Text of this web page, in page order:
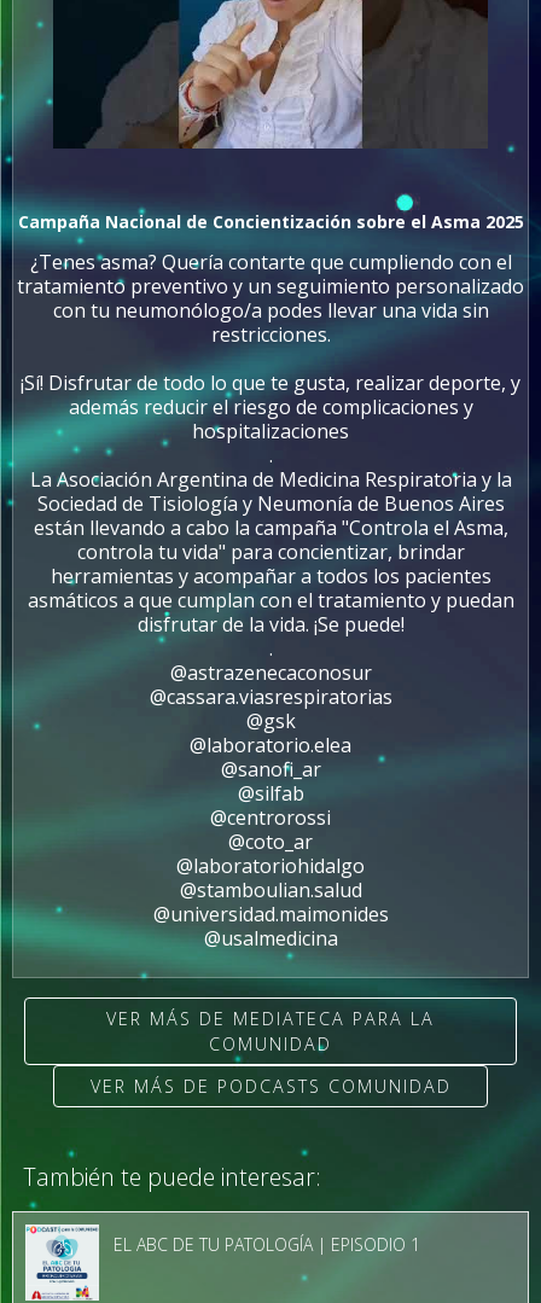
Campaña Nacional de Concientización sobre el Asma 2025
¿Tenes asma? Quería contarte que cumpliendo con el
tratamiento preventivo y un seguimiento personalizado
con tu neumonólogo/a podes llevar una vida sin
restricciones.
¡Sí! Disfrutar de todo lo que te gusta, realizar deporte, y
además reducir el riesgo de complicaciones y
hospitalizaciones
.
La Asociación Argentina de Medicina Respiratoria y la
Sociedad de Tisiología y Neumonía de Buenos Aires
están llevando a cabo la campaña "Controla el Asma,
controla tu vida" para concientizar, brindar
herramientas y acompañar a todos los pacientes
asmáticos a que cumplan con el tratamiento y puedan
disfrutar de la vida. ¡Se puede!
.
@astrazenecaconosur
@cassara.viasrespiratorias
@gsk
@laboratorio.elea
@sanofi_ar
@silfab
@centrorossi
@coto_ar
@laboratoriohidalgo
@stamboulian.salud
@universidad.maimonides
@usalmedicina
VER MÁS DE MEDIATECA PARA LA
COMUNIDAD
VER MÁS DE PODCASTS COMUNIDAD
También te puede interesar:
EL ABC DE TU PATOLOGÍA | EPISODIO 1